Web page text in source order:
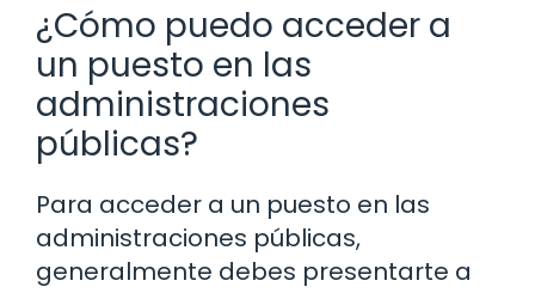
¿Cómo puedo acceder a
un puesto en las
administraciones
públicas?
Para acceder a un puesto en las
administraciones públicas,
generalmente debes presentarte a